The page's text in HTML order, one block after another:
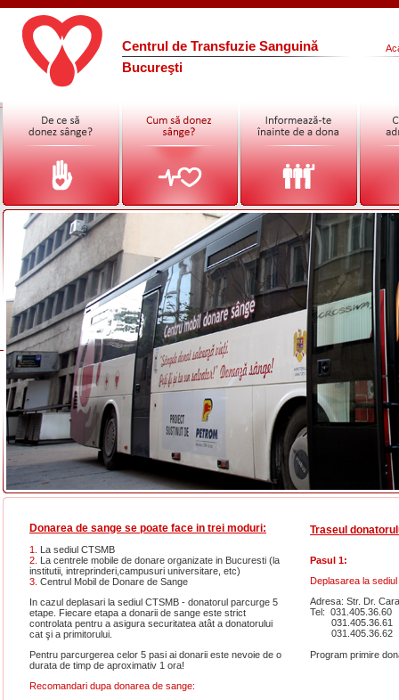
Centrul de Transfuzie Sanguină
Bucureşti
Donarea de sange se poate face in trei moduri:
1.
La sediul CTSMB
2. La centrele mobile de donare organizate in Bucuresti (la
institutii, intreprinderi,campusuri universitare, etc)
3. Centrul Mobil de Donare de Sange
In cazul deplasari la sediul CTSMB - donatorul parcurge 5
etape. Fiecare etapa a donarii de sange este strict
controlata pentru a asigura securitatea atât a donatorului
cat şi a primitorului.
Pentru parcurgerea celor 5 pasi ai donarii este nevoie de o
durata de timp de aproximativ 1 ora!
Recomandari dupa donarea de sange:
Traseul
Pasul 1:
Deplasarea la
Adresa: Str. Dr.
Tel: 031.405.36.60
031.405.36.61
031.405.36.62
Program primire